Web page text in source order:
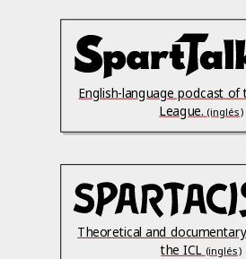
English-language podcast of
League. (inglés)
Theoretical and
the ICL (inglés)